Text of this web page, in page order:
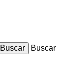
Buscar